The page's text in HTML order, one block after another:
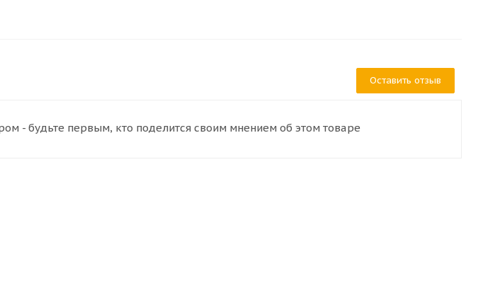
Оставить отзыв
- будьте первым, кто поделится своим мнением об этом товаре